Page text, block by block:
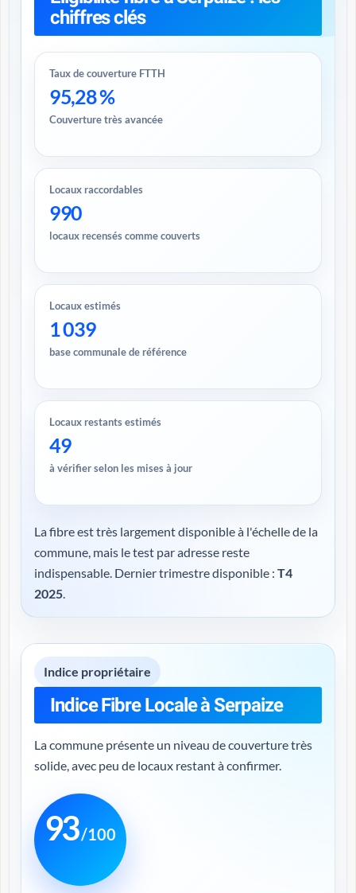
chiffres clés
Taux de couverture FTTH
95,28 %
Couverture très avancée
Locaux raccordables
990
locaux recensés comme couverts
Locaux estimés
1 039
base communale de référence
Locaux restants estimés
49
à vérifier selon les mises à jour
La fibre est très largement disponible à l'échelle de la
commune, mais le test par adresse reste
indispensable. Dernier trimestre disponible : T4
2025.
Indice propriétaire
Indice Fibre Locale à Serpaize
La commune présente un niveau de couverture très
solide, avec peu de locaux restant à confirmer.
93/100